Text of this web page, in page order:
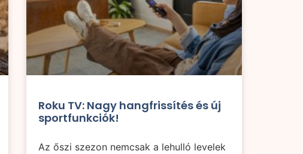
Roku TV: Nagy hangfrissítés és új
sportfunkciók!
Az őszi szezon nemcsak a lehulló levelek